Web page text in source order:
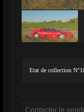
Etat de collection